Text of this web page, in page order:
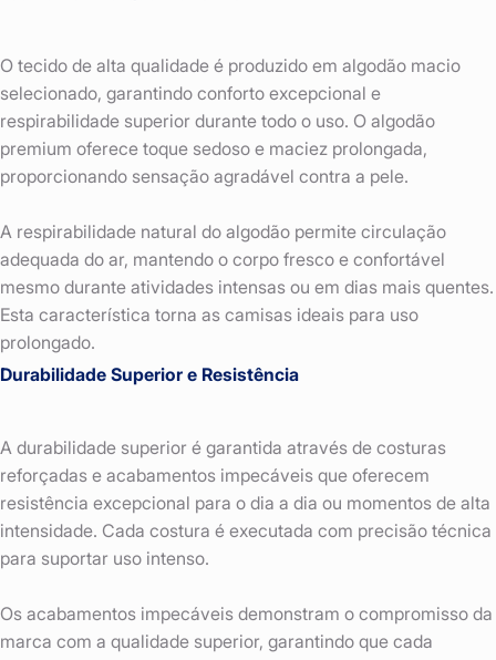
O tecido de alta qualidade é produzido em algodão macio
selecionado, garantindo conforto excepcional e
respirabilidade superior durante todo o uso. O algodão
premium oferece toque sedoso e maciez prolongada,
proporcionando sensação agradável contra a pele.
A respirabilidade natural do algodão permite circulação
adequada do ar, mantendo o corpo fresco e confortável
mesmo durante atividades intensas ou em dias mais quentes.
Esta característica torna as camisas ideais para uso
prolongado.
Durabilidade Superior e Resistência
A durabilidade superior é garantida através de costuras
reforçadas e acabamentos impecáveis que oferecem
resistência excepcional para o dia a dia ou momentos de alta
intensidade. Cada costura é executada com precisão técnica
para suportar uso intenso.
Os acabamentos impecáveis demonstram o compromisso da
marca com a qualidade superior, garantindo que cada